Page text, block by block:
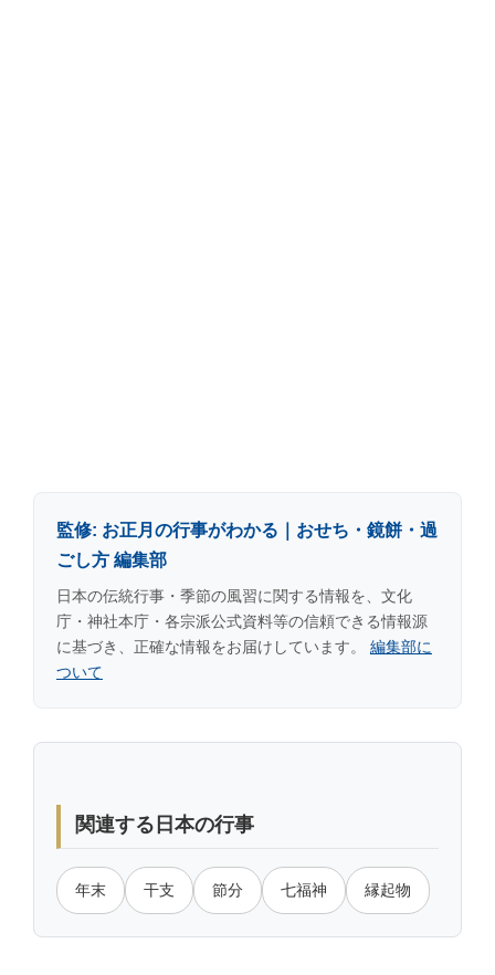
監修: お正月の行事がわかる｜おせち・鏡餅・過
ごし方 編集部
日本の伝統行事・季節の風習に関する情報を、文化
庁・神社本庁・各宗派公式資料等の信頼できる情報源
に基づき、正確な情報をお届けしています。 編集部に
ついて
関連する日本の行事
年末 干支 節分 七福神 縁起物